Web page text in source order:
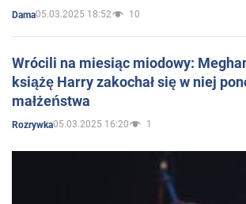
Dama05.03.2025 18:52 10
Wrócili na miesiąc miodowy:
książę Harry zakochał się w niej
małżeństwa
Rozrywka05.03.2025 16:20 1